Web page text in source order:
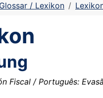
Glossar / Lexikon
Fiscal / Português: